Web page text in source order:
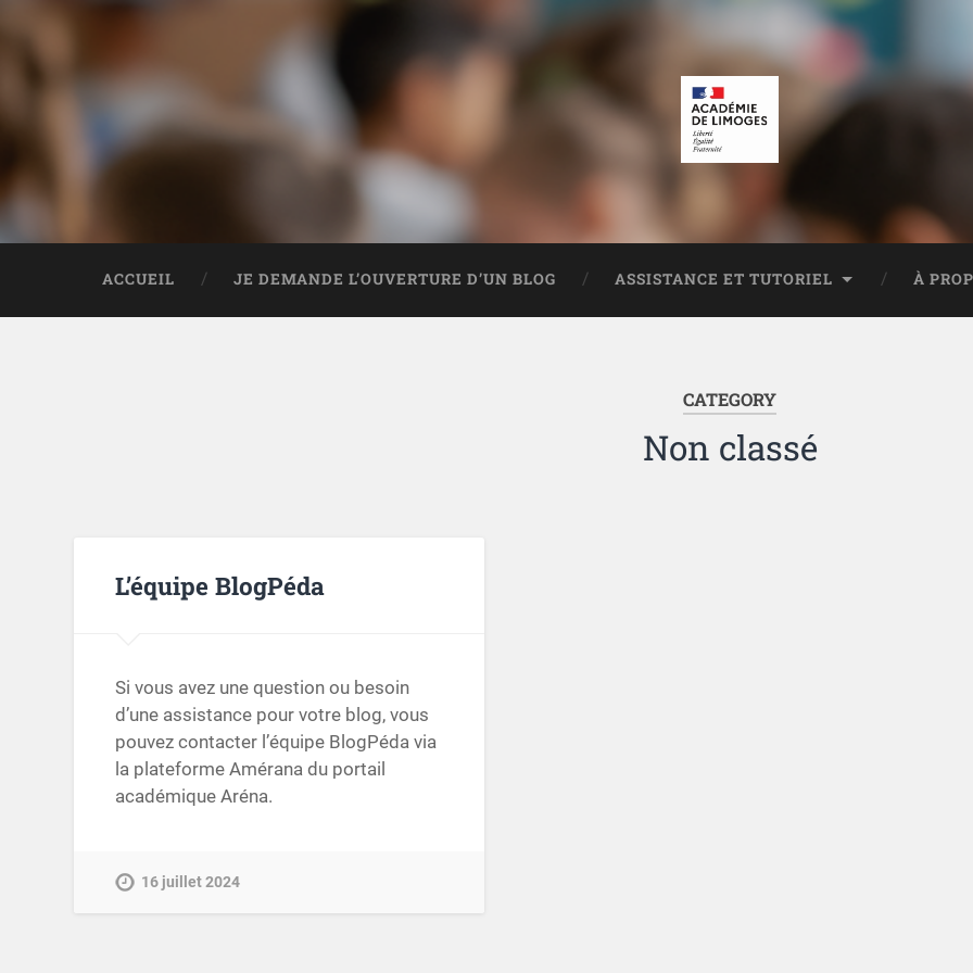
ACCUEIL JE DEMANDE L’OUVERTURE D’UN BLOG ASSISTANCE ET TUTORIEL À
CATEGORY
Non classé
L’équipe BlogPéda
Si vous avez une question ou besoin
d’une assistance pour votre blog, vous
pouvez contacter l’équipe BlogPéda via
la plateforme Amérana du portail
académique Aréna.
16 juillet 2024